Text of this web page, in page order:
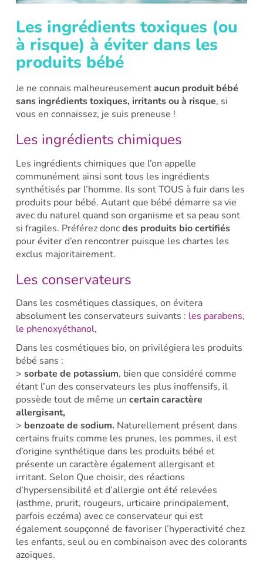
Les ingrédients toxiques (ou
à risque) à éviter dans les
produits bébé
Je ne connais malheureusementaucun produit bébé
sans ingrédients toxiques, irritants ou à risque, si
vous en connaissez, je suis preneuse !
Les ingrédients chimiques
Les ingrédients chimiques que l’on appelle
communément ainsi sont tous les ingrédients
synthétisés par l’homme. Ils sont TOUS à fuir dans les
produits pour bébé. Autant que bébé démarre sa vie
avec du naturel quand son organisme et sa peau sont
si fragiles. Préférez doncdes produits bio certifiés
pour éviter d’en rencontrer puisque les chartes les
exclus majoritairement.
Les conservateurs
Dans les cosmétiques classiques, on évitera
absolument les conservateurs suivants : les parabens,
le phenoxyéthanol,
Dans les cosmétiques bio, on privilégiera les produits
bébé sans :
> sorbate de potassium, bien que considéré comme
étant l’un des conservateurs les plus inoffensifs, il
possède tout de même un certain caractère
allergisant,
> benzoate de sodium. Naturellement présent dans
certains fruits comme les prunes, les pommes, il est
d’origine synthétique dans les produits bébé et
présente un caractère également allergisant et
irritant. Selon Que choisir, des réactions
d’hypersensibilité et d’allergie ont été relevées
(asthme, prurit, rougeurs, urticaire principalement,
parfois eczéma) avec ce conservateur qui est
également soupçonné de favoriser l’hyperactivité chez
les enfants, seul ou en combinaison avec des colorants
azoïques.